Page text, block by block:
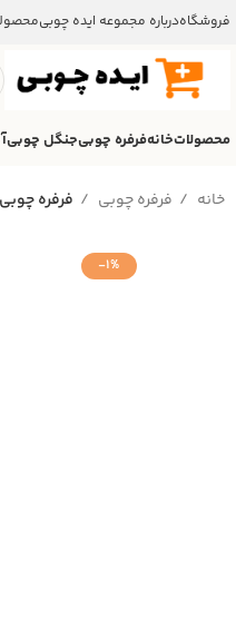
فروشگاهدرباره مجموعه ایده چوبی
محصولاتخانهفرفره چوبیجنگل چوبی
خانه فرفره چوبی فرفره چوبی
-1%